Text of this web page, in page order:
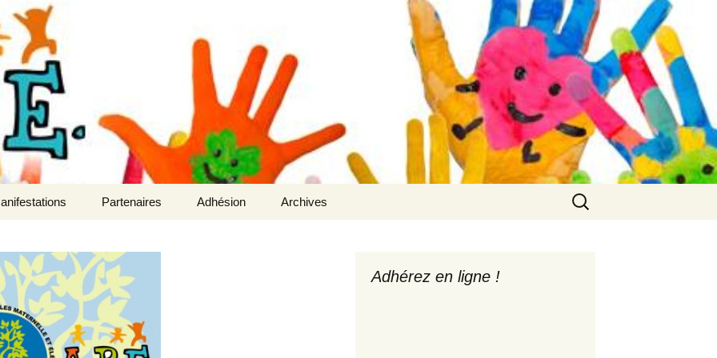
des écoles maternelle et élémentaire du Rouret
de
de Noël
De Chocolats De
Partenaires
Rentrée Discount
Adhésion Archives
Rechercher :
Adhérez en ligne !